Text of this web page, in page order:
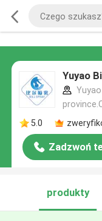
Yuyao
5.0
Zadzwoń
produkty